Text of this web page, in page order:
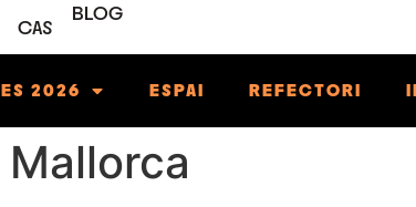
CAS
BLOG
2026 ESPAI REFECTORI